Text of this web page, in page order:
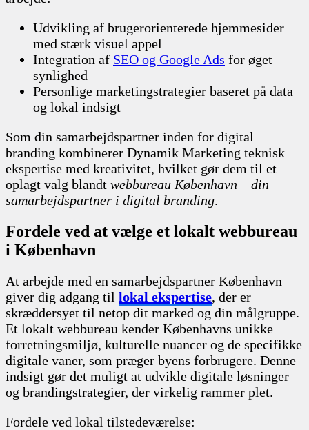
Udvikling af brugerorienterede hjemmesider
med stærk visuel appel
Integration af SEO og Google Ads for øget
synlighed
Personlige marketingstrategier baseret på data
og lokal indsigt
Som din samarbejdspartner inden for digital
branding kombinerer Dynamik Marketing teknisk
ekspertise med kreativitet, hvilket gør dem til et
oplagt valg blandt webbureau København – din
samarbejdspartner i digital branding.
Fordele ved at vælge et lokalt webbureau
i København
At arbejde med en samarbejdspartner København
giver dig adgang til lokal ekspertise, der er
skræddersyet til netop dit marked og din målgruppe.
Et lokalt webbureau kender Københavns unikke
forretningsmiljø, kulturelle nuancer og de specifikke
digitale vaner, som præger byens forbrugere. Denne
indsigt gør det muligt at udvikle digitale løsninger
og brandingstrategier, der virkelig rammer plet.
Fordele ved lokal tilstedeværelse: